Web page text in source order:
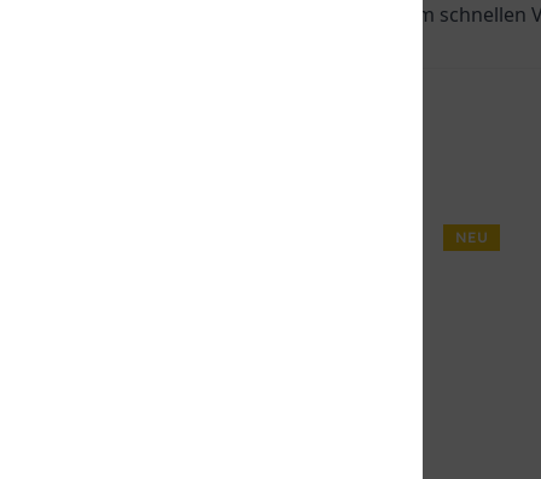
aus und profitieren Sie von unserem schnellen
NEU